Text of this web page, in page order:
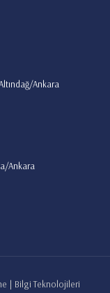
Ankara
Ankara
| Bilgi Teknolojileri